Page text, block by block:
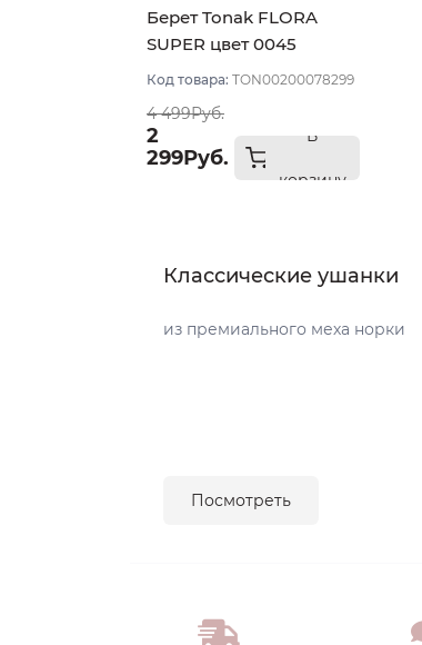
Берет Tonak FLORA
SUPER цвет 0045
бирюзовый
Код товара: TON00200078299
4 499Руб.
2
299Руб.
В
корзину
Классические ушанки
из премиального меха норки
Посмотреть